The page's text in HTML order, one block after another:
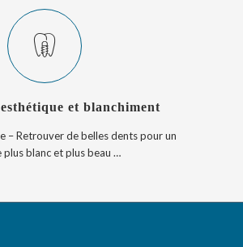
et blanchiment
– Retrouver de belles dents pour un
plus blanc et plus beau …